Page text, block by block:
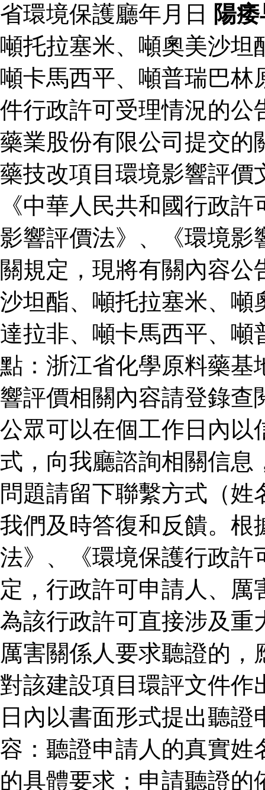
省環境保護廳年月日 陽
噸托拉塞米、噸奧美沙坦
噸卡馬西平、噸普瑞巴林
件行政許可受理情況的公
藥業股份有限公司提交的
藥技改項目環境影響評價
《中華人民共和國行政
影響評價法》、《環境影
關規定，現將有關內容
沙坦酯、噸托拉塞米、噸
達拉非、噸卡馬西平、噸
點：浙江省化學原料藥基
響評價相關內容請登錄查
公眾可以在個工作日內以
式，向我廳諮詢相關信息
問題請留下聯繫方式（
我們及時答復和反饋。根
法》、《環境保護行政許
定，行政許可申請人、
為該行政許可直接涉及重
厲害關係人要求聽證的
對該建設項目環評文件作
日內以書面形式提出聽
容：聽證申請人的真實姓
的具體要求；申請聽證